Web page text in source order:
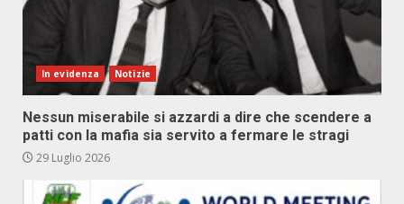
In evidenza Notizie
Nessun miserabile si azzardi a dire che scendere a
patti con la mafia sia servito a fermare le stragi
29 Luglio 2026